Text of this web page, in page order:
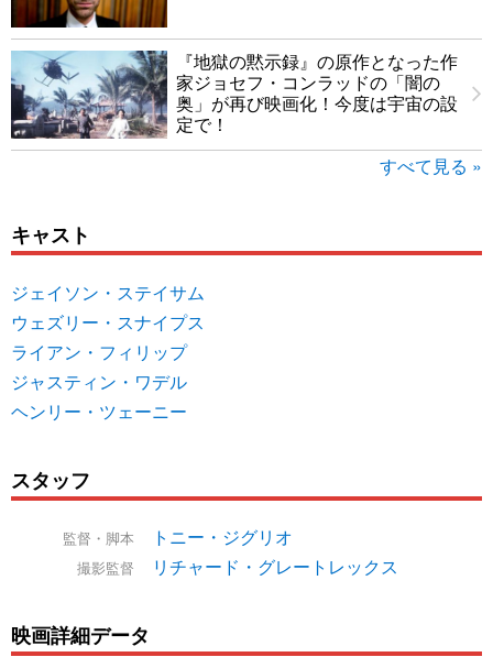
『地獄の黙示録』の原作となった作
家ジョセフ・コンラッドの「闇の
奥」が再び映画化！今度は宇宙の設
定で！
すべて見る »
キャスト
ジェイソン・ステイサム
ウェズリー・スナイプス
ライアン・フィリップ
ジャスティン・ワデル
ヘンリー・ツェーニー
スタッフ
監督・脚本 トニー・ジグリオ
撮影監督 リチャード・グレートレックス
映画詳細データ